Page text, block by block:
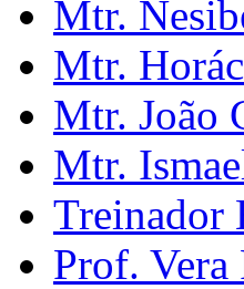
Mtr.
Mtr.
Mtr. João
Mtr.
Treinador
Prof. Vera